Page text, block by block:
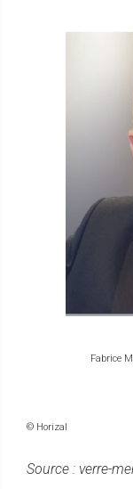
Fabrice
© Horizal
Source : verre-